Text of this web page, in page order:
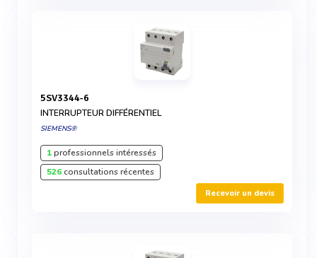
5SV3344-6
INTERRUPTEUR DIFFÉRENTIEL
SIEMENS®
1professionnels intéressés
526consultations récentes
Recevoir un devis